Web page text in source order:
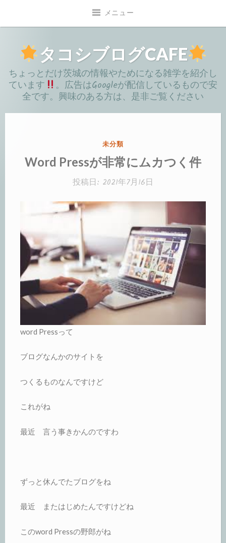
メニュー
タコシブログCAFE
ちょっとだけ茨城の情報やためになる雑学を紹介し
ています
。広告はGoogleが配信しているもので安
全です。興味のある方は、是非ご覧ください
カ
テ
ゴ
リ
未分類
Word Pressが非常にムカつく件
投稿日: 2021年7月16日
word Pressって
ブログなんかのサイトを
つくるものなんですけど
これがね
最近 言う事きかんのですわ
ずっと休んでたブログをね
最近 またはじめたんですけどね
このword Pressの野郎がね